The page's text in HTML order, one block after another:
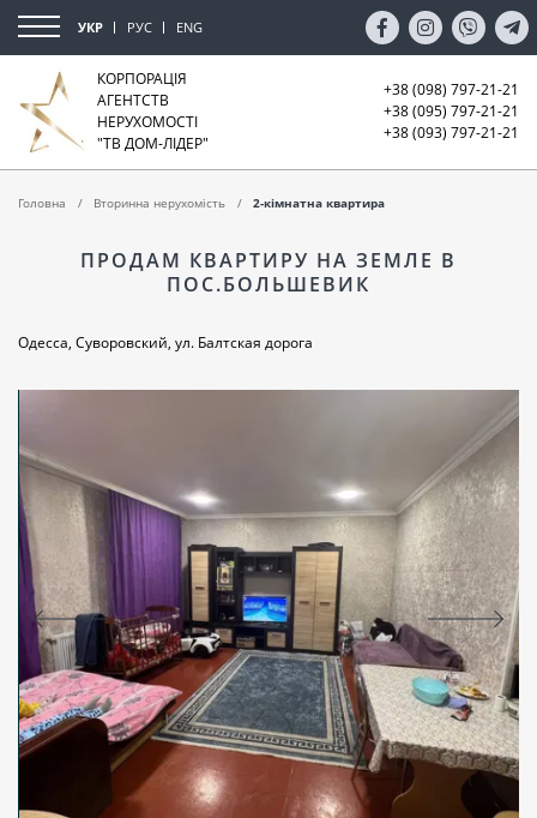
УКР РУС ENG
КОРПОРАЦІЯ
АГЕНТСТВ
НЕРУХОМОСТІ
"ТВ ДОМ-ЛІДЕР"
+38 (098) 797-21-21
+38 (095) 797-21-21
+38 (093) 797-21-21
Головна Вторинна нерухомість 2-кімнатна квартира
ПРОДАМ КВАРТИРУ НА ЗЕМЛЕ В
ПОС.БОЛЬШЕВИК
Одесса, Суворовский, ул. Балтская дорога